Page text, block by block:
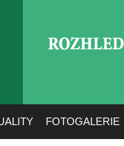
FOTOGALERIE